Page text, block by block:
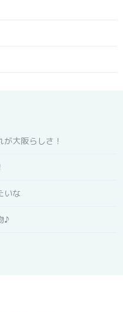
大阪らしさ！
いな
♪